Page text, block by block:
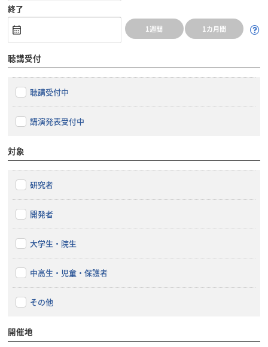
終了
1週間 1カ月間
聴講受付
聴講受付中
講演発表受付中
対象
研究者
開発者
大学生・院生
中高生・児童・保護者
その他
開催地